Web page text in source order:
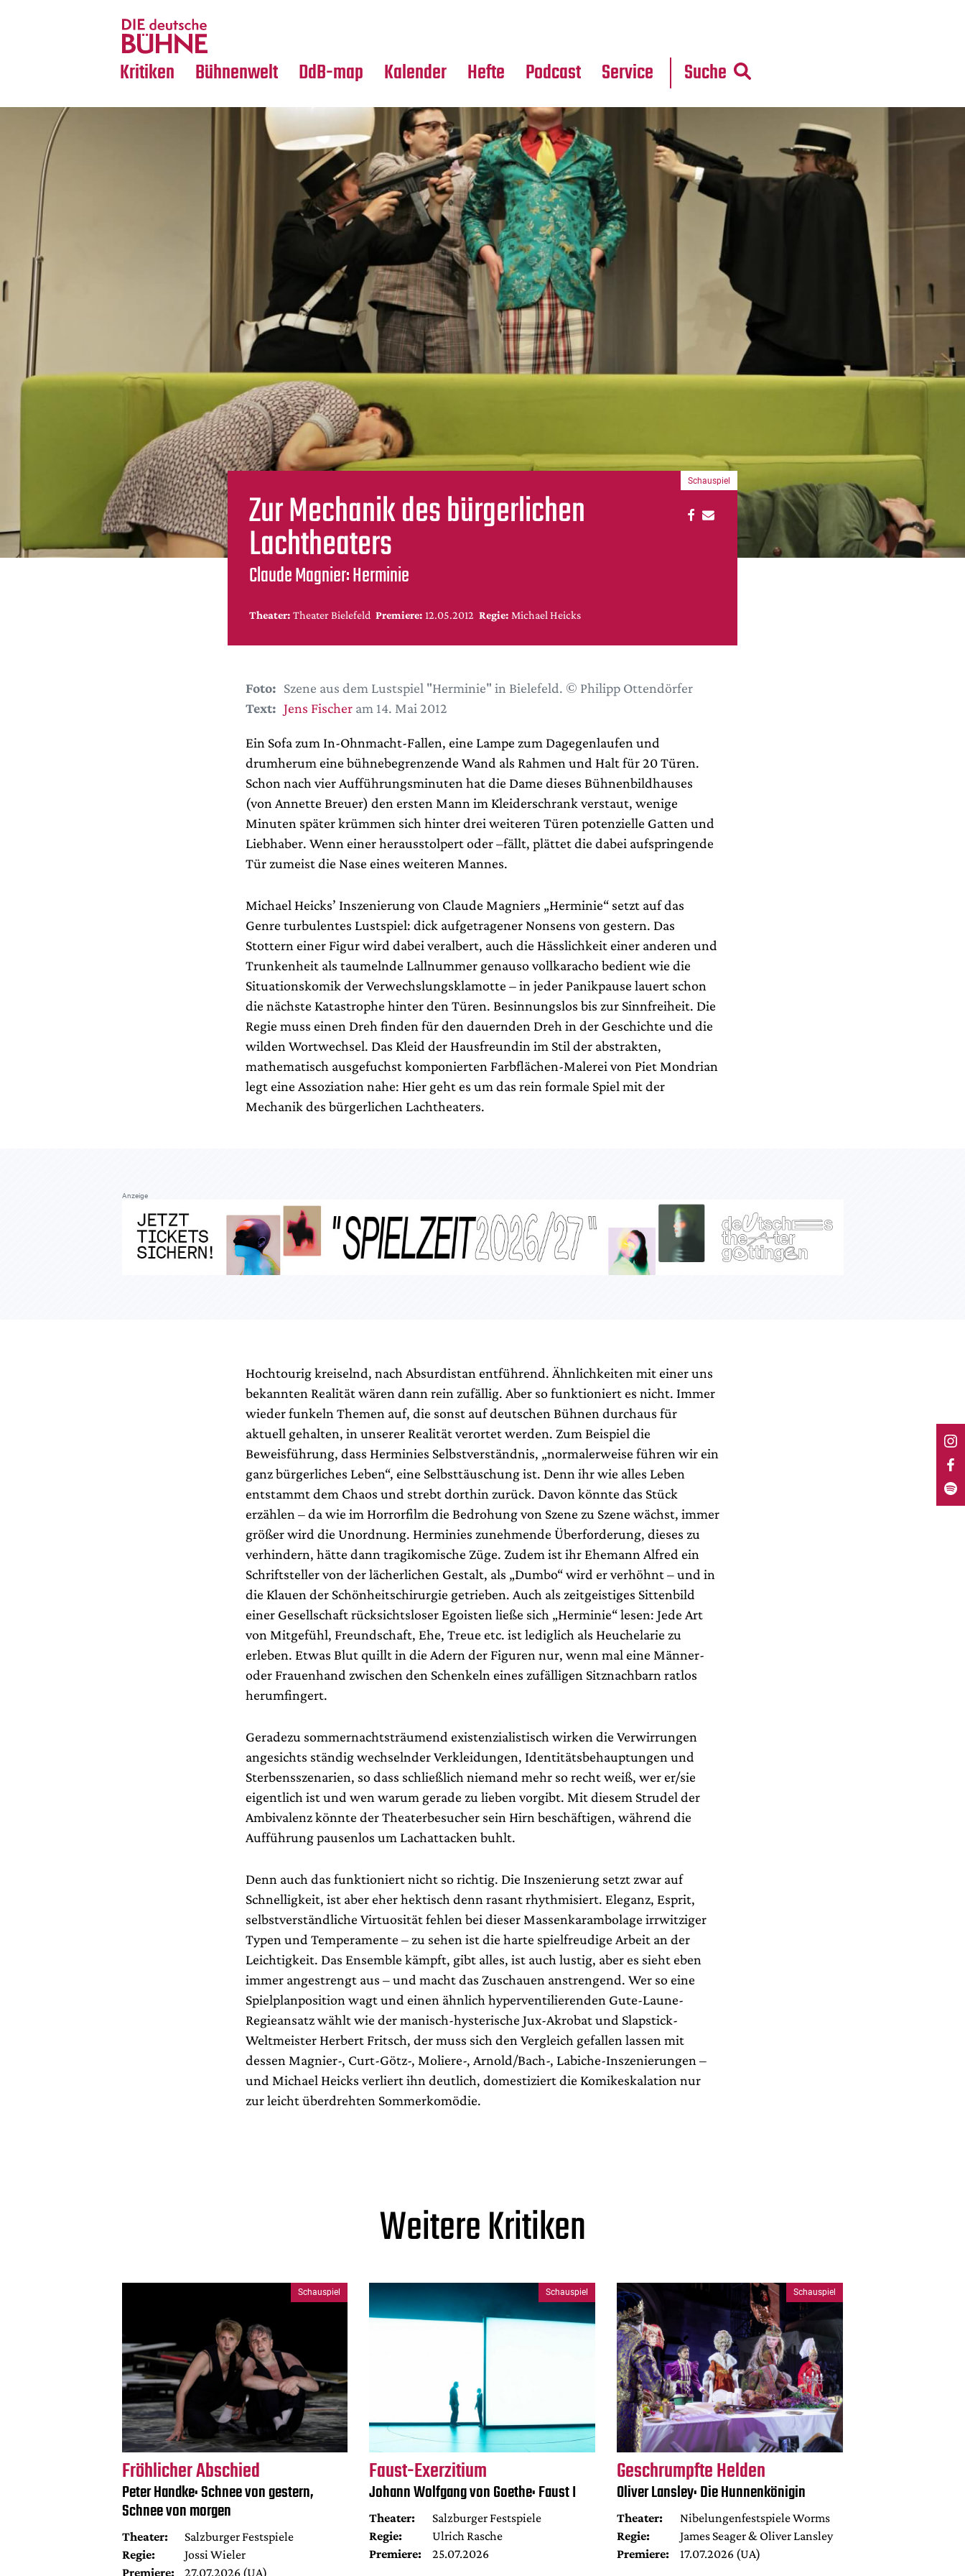
Kritiken
Crossover
Bühnenwelt
Medientipps
DdB-map Kalender Hefte Podcast Service Suche
Zur Mechanik des bürgerlichen
Lachtheaters
Claude Magnier: Herminie
Theater: Theater Bielefeld Premiere: 12.05.2012 Regie: Michael Heicks
Schauspiel
Foto: Szene aus dem Lustspiel "Herminie" in Bielefeld. © Philipp Ottendörfer
Text: Jens Fischeram 14. Mai 2012
Ein Sofa zum In-Ohnmacht-Fallen, eine Lampe zum Dagegenlaufen und
drumherum eine bühnebegrenzende Wand als Rahmen und Halt für 20 Türen.
Schon nach vier Aufführungsminuten hat die Dame dieses Bühnenbildhauses
(von Annette Breuer) den ersten Mann im Kleiderschrank verstaut, wenige
Minuten später krümmen sich hinter drei weiteren Türen potenzielle Gatten und
Liebhaber. Wenn einer herausstolpert oder –fällt, plättet die dabei aufspringende
Tür zumeist die Nase eines weiteren Mannes.
Michael Heicks’ Inszenierung von Claude Magniers „Herminie“ setzt auf das
Genre turbulentes Lustspiel: dick aufgetragener Nonsens von gestern. Das
Stottern einer Figur wird dabei veralbert, auch die Hässlichkeit einer anderen und
Trunkenheit als taumelnde Lallnummer genauso vollkaracho bedient wie die
Situationskomik der Verwechslungsklamotte – in jeder Panikpause lauert schon
die nächste Katastrophe hinter den Türen. Besinnungslos bis zur Sinnfreiheit. Die
Regie muss einen Dreh finden für den dauernden Dreh in der Geschichte und die
wilden Wortwechsel. Das Kleid der Hausfreundin im Stil der abstrakten,
mathematisch ausgefuchst komponierten Farbflächen-Malerei von Piet Mondrian
legt eine Assoziation nahe: Hier geht es um das rein formale Spiel mit der
Mechanik des bürgerlichen Lachtheaters.
Anzeige
Hochtourig kreiselnd, nach Absurdistan entführend. Ähnlichkeiten mit einer uns
bekannten Realität wären dann rein zufällig. Aber so funktioniert es nicht. Immer
wieder funkeln Themen auf, die sonst auf deutschen Bühnen durchaus für
aktuell gehalten, in unserer Realität verortet werden. Zum Beispiel die
Beweisführung, dass Herminies Selbstverständnis, „normalerweise führen wir ein
ganz bürgerliches Leben“, eine Selbsttäuschung ist. Denn ihr wie alles Leben
entstammt dem Chaos und strebt dorthin zurück. Davon könnte das Stück
erzählen – da wie im Horrorfilm die Bedrohung von Szene zu Szene wächst, immer
größer wird die Unordnung. Herminies zunehmende Überforderung, dieses zu
verhindern, hätte dann tragikomische Züge. Zudem ist ihr Ehemann Alfred ein
Schriftsteller von der lächerlichen Gestalt, als „Dumbo“ wird er verhöhnt – und in
die Klauen der Schönheitschirurgie getrieben. Auch als zeitgeistiges Sittenbild
einer Gesellschaft rücksichtsloser Egoisten ließe sich „Herminie“ lesen: Jede Art
von Mitgefühl, Freundschaft, Ehe, Treue etc. ist lediglich als Heuchelarie zu
erleben. Etwas Blut quillt in die Adern der Figuren nur, wenn mal eine Männer-
oder Frauenhand zwischen den Schenkeln eines zufälligen Sitznachbarn ratlos
herumfingert.
Geradezu sommernachtsträumend existenzialistisch wirken die Verwirrungen
angesichts ständig wechselnder Verkleidungen, Identitätsbehauptungen und
Sterbensszenarien, so dass schließlich niemand mehr so recht weiß, wer er/sie
eigentlich ist und wen warum gerade zu lieben vorgibt. Mit diesem Strudel der
Ambivalenz könnte der Theaterbesucher sein Hirn beschäftigen, während die
Aufführung pausenlos um Lachattacken buhlt.
Denn auch das funktioniert nicht so richtig. Die Inszenierung setzt zwar auf
Schnelligkeit, ist aber eher hektisch denn rasant rhythmisiert. Eleganz, Esprit,
selbstverständliche Virtuosität fehlen bei dieser Massenkarambolage irrwitziger
Typen und Temperamente – zu sehen ist die harte spielfreudige Arbeit an der
Leichtigkeit. Das Ensemble kämpft, gibt alles, ist auch lustig, aber es sieht eben
immer angestrengt aus – und macht das Zuschauen anstrengend. Wer so eine
Spielplanposition wagt und einen ähnlich hyperventilierenden Gute-Laune-
Regieansatz wählt wie der manisch-hysterische Jux-Akrobat und Slapstick-
Weltmeister Herbert Fritsch, der muss sich den Vergleich gefallen lassen mit
dessen Magnier-, Curt-Götz-, Moliere-, Arnold/Bach-, Labiche-Inszenierungen –
und Michael Heicks verliert ihn deutlich, domestiziert die Komikeskalation nur
zur leicht überdrehten Sommerkomödie.
Weitere Kritiken
Schauspiel
Fröhlicher Abschied
Peter Handke: Schnee von gestern,
Schnee von morgen
Theater:
Salzburger Festspiele
Regie:
Jossi Wieler
Premiere:
27.07.2026 (UA)
Schauspiel
Faust-Exerzitium
Johann Wolfgang von Goethe: Faust I
Theater:
Salzburger Festspiele
Regie:
Ulrich Rasche
Premiere:
25.07.2026
Schauspiel
Geschrumpfte Helden
Oliver Lansley: Die Hunnenkönigin
Theater:
Nibelungenfestspiele Worms
Regie:
James Seager & Oliver Lansley
Premiere:
17.07.2026 (UA)